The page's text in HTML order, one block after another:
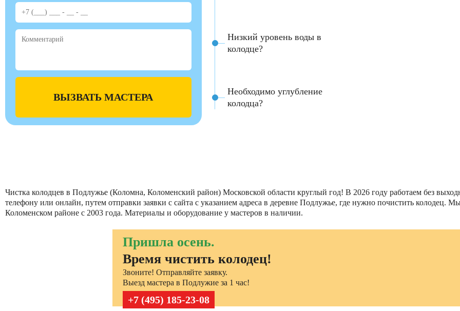
ВЫЗВАТЬ МАСТЕРА
Низкий уровень воды в
колодце?
Необходимо углубление
колодца?
Чистка колодцев в Подлужье (Коломна, Коломенский район) Московской области круглый год! В 2026 году работаем без
телефону или онлайн, путем отправки заявки с сайта с указанием адреса в деревне Подлужье, где нужно почистить
Коломенском районе с 2003 года. Материалы и оборудование у мастеров в наличии.
Пришла осень.
Время чистить колодец!
Звоните! Отправляйте заявку.
Выезд мастера в Подлужие за 1 час!
+7 (495) 185-23-08